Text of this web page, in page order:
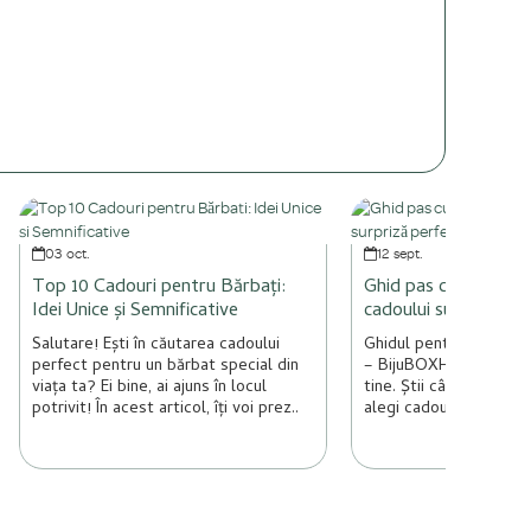
03 oct.
Top 10 Cadouri pentru Bărbați:
Idei Unice și Semnificative
Salutare! Ești în căutarea cadoului
perfect pentru un bărbat special din
viața ta? Ei bine, ai ajuns în locul
potrivit! În acest articol, îți voi prez..
12 sept.
Ghid pas cu pas
cadoului surpriză
Ghidul pentru cadoul
– BijuBOXHei, tu! Da,
tine. Știi cât de
alegi cadouri pent..